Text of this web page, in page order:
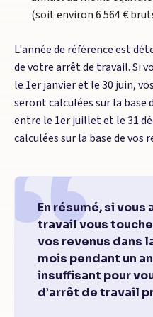
(soit environ 6 564 €
L'année de référence est
de votre arrêt de travail. Si
le 1er janvier et le 30 juin,
seront calculées sur la base
entre le 1er juillet et le 31
calculées sur la base de vos
En résumé, si vous
travail vous
vos revenus dans
mois pendant un
insuffisant pour
d’arrêt de travail